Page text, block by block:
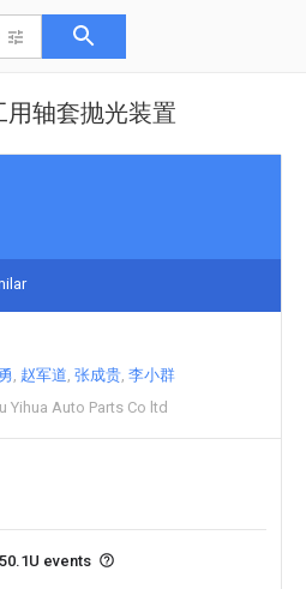
轴套抛光装置
赵军道 张成贵 李小群
Yihua Auto Parts Co ltd
events